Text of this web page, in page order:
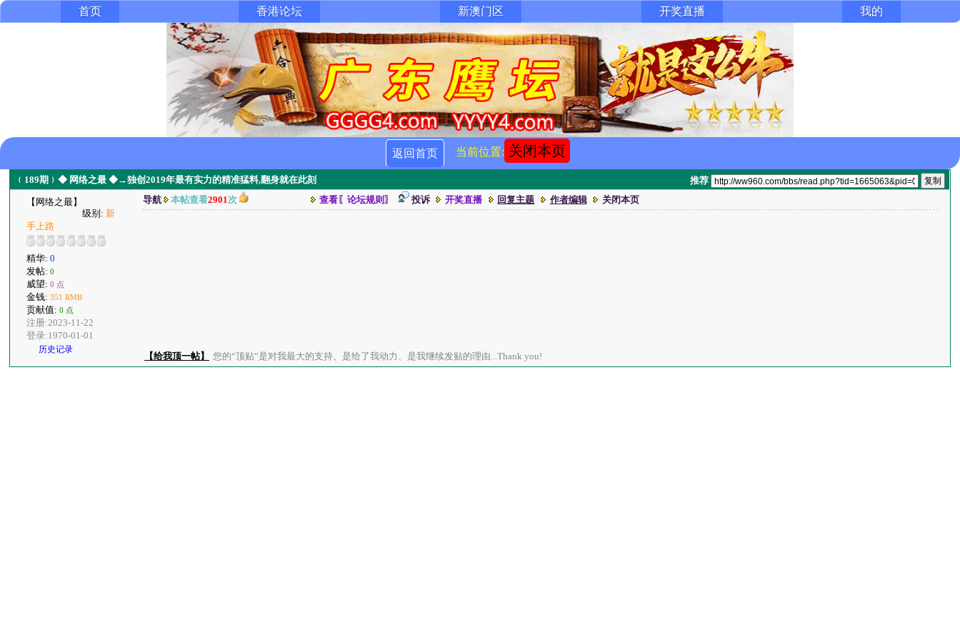
首页 香港论坛 新澳门区 开奖直播 我的
返回首页 当前位置: 关闭本页
﹛189期﹜◆ 网络之最 ◆→独创2019年最有实力的精准猛料,翻身就在此刻 推荐
【网络之最】
级别: 新
手上路
精华:0
发帖:0
威望:0 点
金钱:351 RMB
贡献值:0 点
注册:2023-11-22
登录:1970-01-01
历史记录
导航 本帖查看2901次 查看〖论坛规则〗 投诉 开奖直播 回复主题 作者编辑 关闭本页
【给我顶一帖】 您的“顶贴”是对我最大的支持、是给了我动力、是我继续发贴的理由...Thank you!